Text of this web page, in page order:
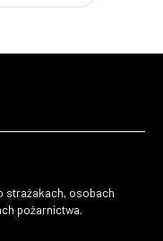
strażakach, osobach
pożarnictwa.